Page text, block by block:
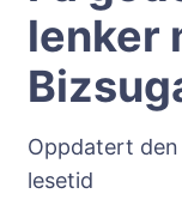
lenker
Oppdatert den
lesetid